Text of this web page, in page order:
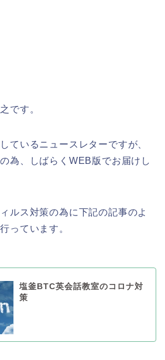
です。
ているニュースレターですが、
為、しばらくWEB版でお届けし
ルス対策の為に下記の記事のよ
っています。
塩釜BTC英会話教室のコロナ対
策